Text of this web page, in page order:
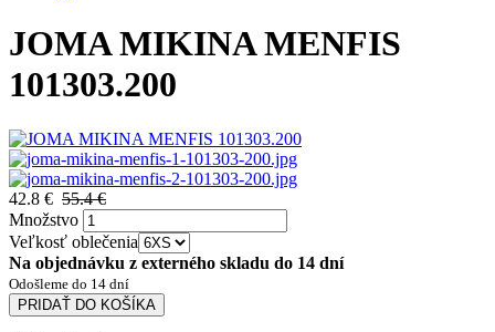
JOMA MIKINA MENFIS
101303.200
42.8 € 55.4 €
Množstvo
Veľkosť oblečenia
Na objednávku z externého skladu do 14 dní
Odošleme do 14 dní
PRIDAŤ DO KOŠÍKA